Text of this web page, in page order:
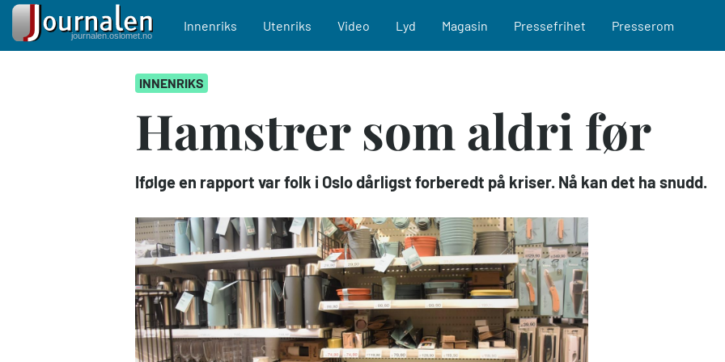
Main navigation
Innenriks Utenriks Video Lyd Magasin Pressefrihet Presserom
INNENRIKS
Hamstrer som aldri før
Ifølge en rapport var folk i Oslo dårligst forberedt på kriser. Nå kan det ha snudd.